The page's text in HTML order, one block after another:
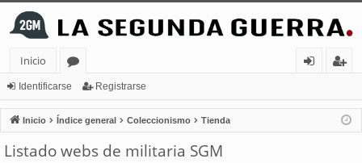
Inicio
or
os
nt
ifi
ist
ra
Identificarse Registrarse
Inicio Índice general Coleccionismo Tienda
Listado webs de militaria SGM